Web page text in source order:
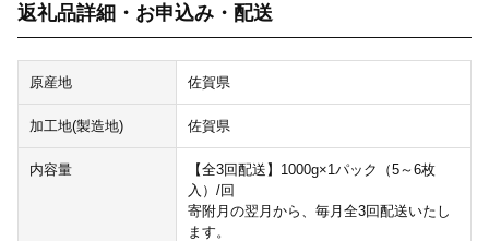
返礼品詳細・お申込み・配送
原産地 佐賀県
加工地(製造地) 佐賀県
内容量
【全3回配送】1000g×1パック（5～6枚
入）/回
寄附月の翌月から、毎月全3回配送いたし
ます。